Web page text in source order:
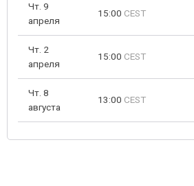
Чт. 9
апреля
15:00 CEST
Чт. 2
апреля
15:00 CEST
Чт. 8
августа
13:00 CEST